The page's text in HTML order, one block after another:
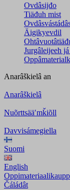
Ovdâsijđo
Tiäđuh mist
Äigikyevdil
Jurgâleijeeh
Anarâškielâ an
Anarâškielâ
Nuõrttsääʹmǩiõll
Davvisámegiella
Suomi
English
Čáládât